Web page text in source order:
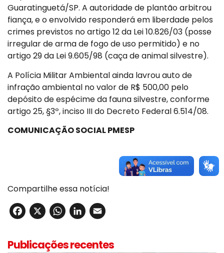
Guaratinguetá/SP. A autoridade de plantão arbitrou
fiança, e o envolvido responderá em liberdade pelos
crimes previstos no artigo 12 da Lei 10.826/03 (posse
irregular de arma de fogo de uso permitido) e no
artigo 29 da Lei 9.605/98 (caça de animal silvestre).
A Polícia Militar Ambiental ainda lavrou auto de
infração ambiental no valor de R$ 500,00 pelo
depósito de espécime da fauna silvestre, conforme
artigo 25, §3º, inciso III do Decreto Federal 6.514/08.
COMUNICAÇÃO SOCIAL PMESP
Compartilhe essa notícia!
Facebook
X WhatsApp
LinkedIn
Publicações recentes